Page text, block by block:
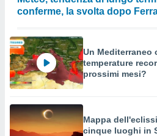
conferme, la svolta dopo
Un Mediterraneo
temperature
prossimi mesi?
Mappa
cinque luoghi in